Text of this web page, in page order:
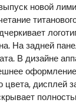
новой
На задней
В дизайне
цвета,